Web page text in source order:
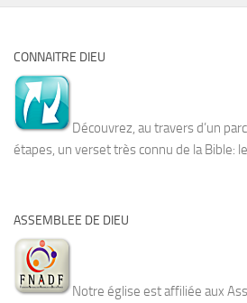
CONNAITRE DIEU
Découvrez, au travers d’un
étapes, un verset très connu de la Bible:
ASSEMBLEE DE DIEU
Notre église est affiliée aux